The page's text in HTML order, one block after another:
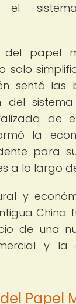
el
del papel
solo
sentó las
del
de
la
para
a lo largo
y
China
de una
y la
Papel